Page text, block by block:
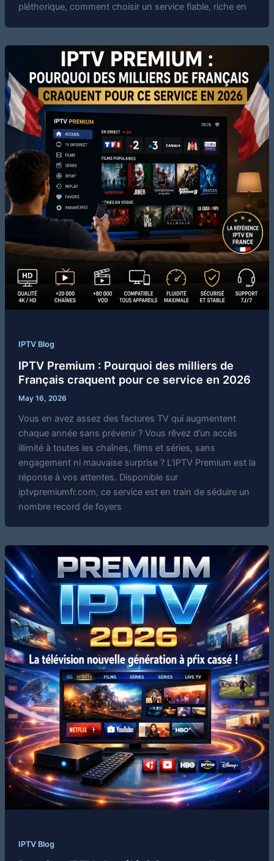
pléthorique, comment choisir un service fiable, riche en
IPTV Blog
IPTV Premium : Pourquoi des milliers de
Français craquent pour ce service en 2026
May 16, 2026
Vous en avez assez des factures TV qui augmentent
chaque année sans prévenir ? Vous rêvez d’un accès
illimité à toutes les chaînes, films et séries, sans
engagement ni mauvaise surprise ? L’IPTV Premium est la
réponse à vos attentes. Disponible sur
iptvpremiumfr.com, ce service est en train de séduire un
nombre record de foyers
IPTV Blog